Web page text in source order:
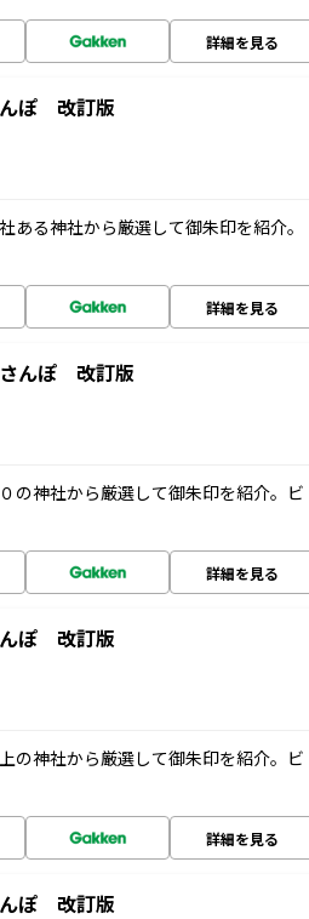
詳細を見る
ぽ 改訂版
ある神社から厳選して御朱印を紹介。
詳細を見る
んぽ 改訂版
の神社から厳選して御朱印を紹介。ビ
詳細を見る
ぽ 改訂版
の神社から厳選して御朱印を紹介。ビ
詳細を見る
ぽ 改訂版